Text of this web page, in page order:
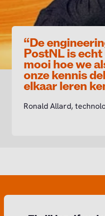
“De
PostNL is
mooi hoe we
onze kennis
elkaar leren
Ronald Allard,